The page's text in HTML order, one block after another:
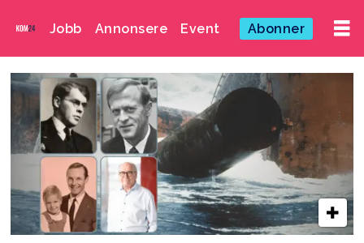
Jobb Annonsere Event Abonner
Emne:
norwegian
public
relations
associaton